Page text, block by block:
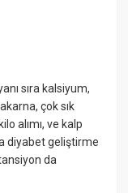
sıra kalsiyum,
çok sık
alımı, ve kalp
diyabet geliştirme
da